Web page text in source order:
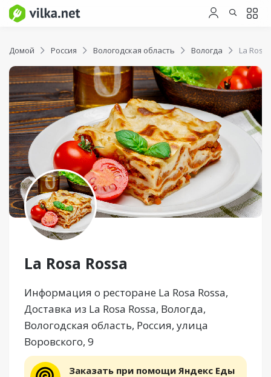
Домой Россия Вологодская область Вологда La Rosa
La Rosa Rossa
Информация о ресторане La Rosa Rossa,
Доставка из La Rosa Rossa, Вологда,
Вологодская область, Россия, улица
Воровского, 9
Заказать при помощи Яндекс Еды